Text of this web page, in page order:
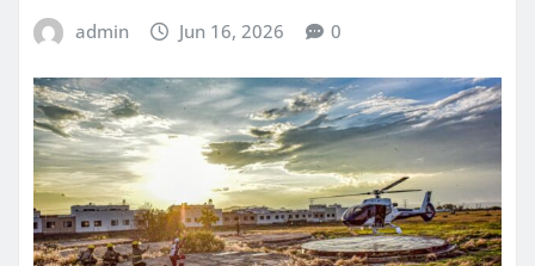
admin Jun 16, 2026 0